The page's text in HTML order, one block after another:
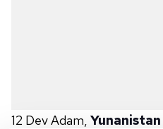
12 Dev Adam, Yunanistan